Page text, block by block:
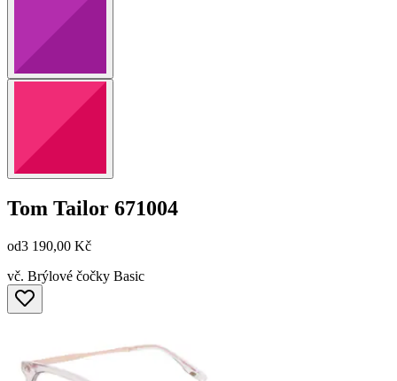
Tom Tailor 671004
od3 190,00 Kč
vč. Brýlové čočky Basic